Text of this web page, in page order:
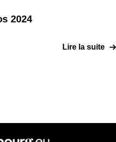
2024
Lire la suite
articles